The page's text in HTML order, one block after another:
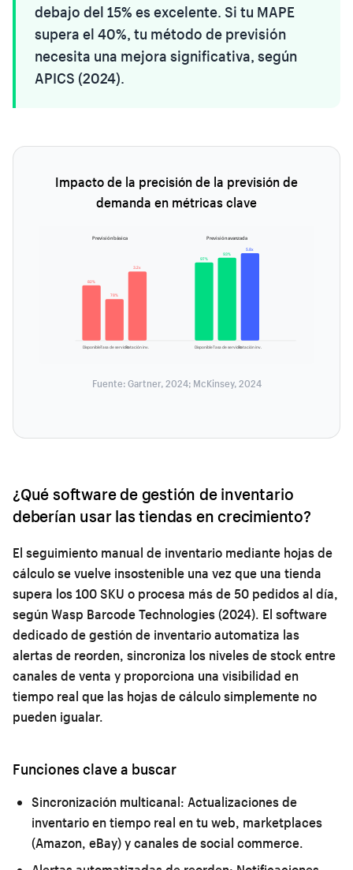
debajo del 15% es excelente. Si tu MAPE
supera el 40%, tu método de previsión
necesita una mejora significativa, según
APICS (2024).
Impacto de la precisión de la previsión de
demanda en métricas clave
Previsión básica Previsión avanzada
82%
78%
3.2x
97%
93%
5.8x
DisponibleTasa de servicioRotación inv. DisponibleTasa de servicioRotación inv.
Fuente: Gartner, 2024; McKinsey, 2024
¿Qué software de gestión de inventario
deberían usar las tiendas en crecimiento?
El seguimiento manual de inventario mediante hojas de
cálculo se vuelve insostenible una vez que una tienda
supera los 100 SKU o procesa más de 50 pedidos al día,
según Wasp Barcode Technologies (2024). El software
dedicado de gestión de inventario automatiza las
alertas de reorden, sincroniza los niveles de stock entre
canales de venta y proporciona una visibilidad en
tiempo real que las hojas de cálculo simplemente no
pueden igualar.
Funciones clave a buscar
Sincronización multicanal: Actualizaciones de
inventario en tiempo real en tu web, marketplaces
(Amazon, eBay) y canales de social commerce.